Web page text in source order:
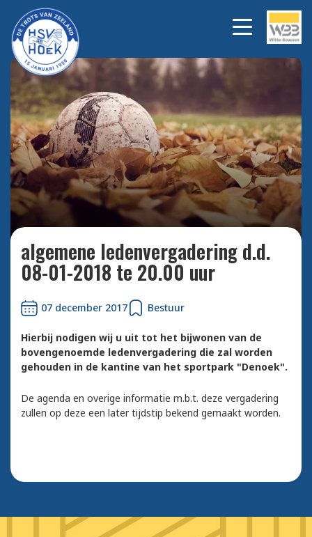
Bekijk alle foto's
algemene ledenvergadering d.d.
08-01-2018 te 20.00 uur
07 december 2017 Bestuur
Hierbij nodigen wij u uit tot het bijwonen van de
bovengenoemde ledenvergadering die zal worden
gehouden in de kantine van het sportpark "Denoek".
De agenda en overige informatie m.b.t. deze vergadering
zullen op deze een later tijdstip bekend gemaakt worden.